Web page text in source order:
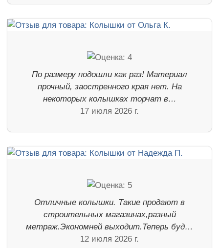
По размеру подошли как раз! Материал
прочный, заостренного края нет. На
некоторых колышках торчат в…
17 июля 2026 г.
Отличные колышки. Такие продают в
строительных магазинах,разный
метраж.Экономней выходит.Теперь буд…
12 июля 2026 г.